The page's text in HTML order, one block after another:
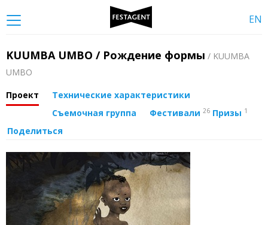
EN
KUUMBA UMBO / Рождение формы / KUUMBA
UMBO
Проект
Технические характеристики
Съемочная группа
Фестивали 26 Призы 1
Поделиться